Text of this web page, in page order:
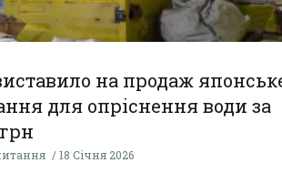
на продаж
для опріснення води за
18 Січня 2026